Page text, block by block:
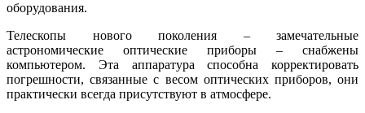
оборудования.
Телескопы нового поколения – замечательные
астрономические оптические приборы – снабжены
компьютером. Эта аппаратура способна корректировать
погрешности, связанные с весом оптических приборов, они
практически всегда присутствуют в атмосфере.